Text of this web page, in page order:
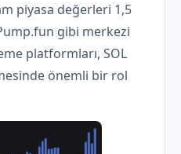
piyasa değerleri 1,5
gibi merkezi
platformları, SOL
önemli bir rol